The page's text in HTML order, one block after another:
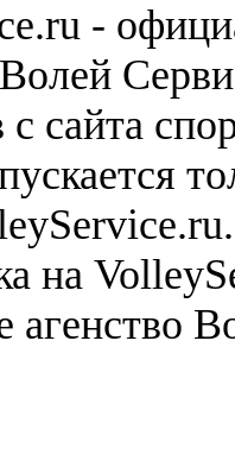
-
сайта
на
агенство